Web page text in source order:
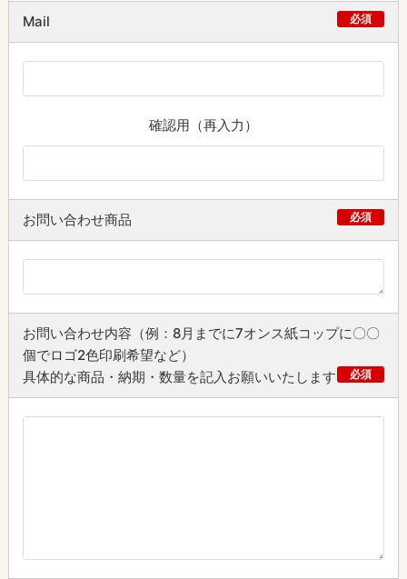
Mail 必須
確認用（再入力）
お問い合わせ商品 必須
お問い合わせ内容（例：8月までに7オンス紙コップに〇〇
個でロゴ2色印刷希望など）
具体的な商品・納期・数量を記入お願いいたします
必須